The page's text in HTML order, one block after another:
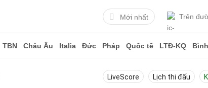
Mới nhất Trên
TBN Châu Âu Italia Đức Pháp Quốc tế LTĐ-KQ
LiveScore Lịch thi đấu